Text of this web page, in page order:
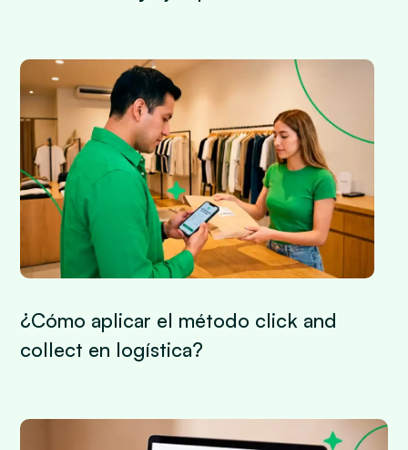
¿Cómo aplicar el método click and
collect en logística?